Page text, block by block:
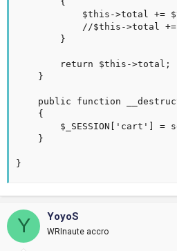
}
Y YoyoS
WRInaute accro